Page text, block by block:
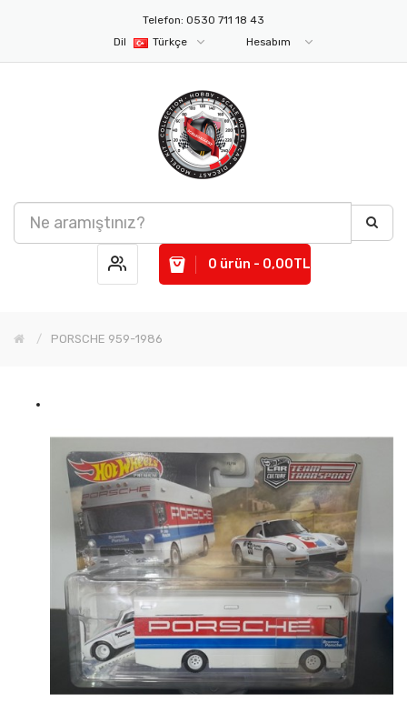
Telefon: 0530 711 18 43
Dil
Türkçe Hesabım
0 ürün - 0,00TL
PORSCHE 959-1986